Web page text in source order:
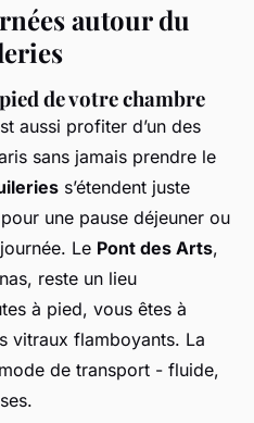
autour du
de votre chambre
aussi profiter d’un des
sans jamais prendre le
s’étendent juste
une pause déjeuner ou
Le Pont des Arts,
reste un lieu
à pied, vous êtes à
vitraux flamboyants. La
de transport - fluide,